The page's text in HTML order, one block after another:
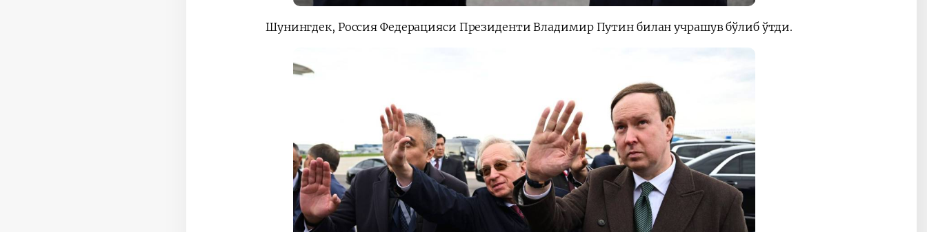
Шунингдек, Россия Федерацияси Президенти Владимир Путин билан учрашув бўлиб ўтди.